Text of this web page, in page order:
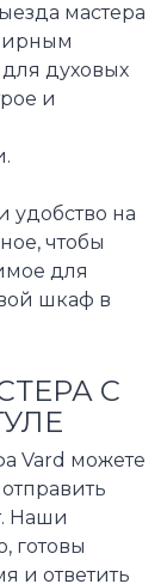
мастера
духовых
и
удобство на
чтобы
для
шкаф в
С
Vard можете
Наши
готовы
и ответить